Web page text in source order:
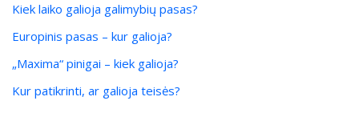
Kiek laiko galioja galimybių pasas?
Europinis pasas – kur galioja?
„Maxima“ pinigai – kiek galioja?
Kur patikrinti, ar galioja teisės?